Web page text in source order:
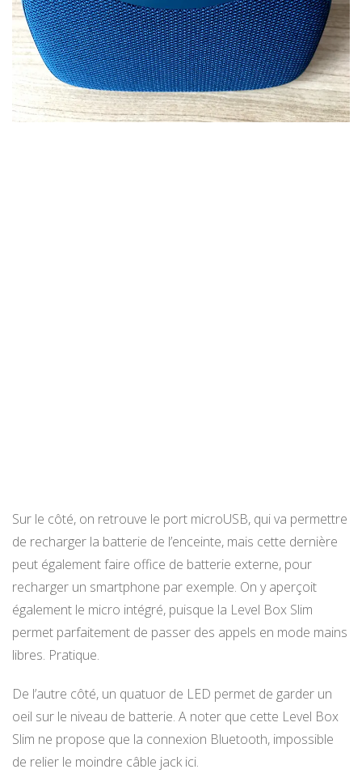
Sur le côté, on retrouve le port microUSB, qui va permettre
de recharger la batterie de l’enceinte, mais cette dernière
peut également faire office de batterie externe, pour
recharger un smartphone par exemple. On y aperçoit
également le micro intégré, puisque la Level Box Slim
permet parfaitement de passer des appels en mode mains
libres. Pratique.
De l’autre côté, un quatuor de LED permet de garder un
oeil sur le niveau de batterie. A noter que cette Level Box
Slim ne propose que la connexion Bluetooth, impossible
de relier le moindre câble jack ici.